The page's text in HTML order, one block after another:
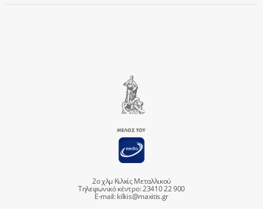
2ο χλμ Κιλκίς Μεταλλικού
Τηλεφωνικό κέντρο: 23410 22 900
E-mail:kilkis@maxitis.gr